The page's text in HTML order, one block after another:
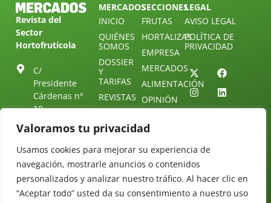
Valoramos tu privacidad
Usamos cookies para mejorar su experiencia de
navegación, mostrarle anuncios o contenidos
personalizados y analizar nuestro tráfico. Al hacer clic en
“Aceptar todo” usted da su consentimiento a nuestro uso
Revista del
Sector
Hortofrutícola
C/
Presidente
Cárdenas nº
10.
Sevilla.
ESPAÑA
Tel: (+34) 954
25 88 51
redaccion@revistamercados.com
MERCADOS
INICIO
QUIÉNES
SOMOS
DOSSIER
Y
TARIFAS
REVISTAS
SUSCRIPCIÓN
ÚNETE A
NUESTRO
TELEGRAM
CONTACTO
SECCIONES
FRUTAS
HORTALIZAS
EMPRESA
MERCADOS
ALIMENTACIÓN
OPINIÓN
30
LEGAL
AVISO LEGAL
POLÍTICA DE
PRIVACIDAD
Starenlared